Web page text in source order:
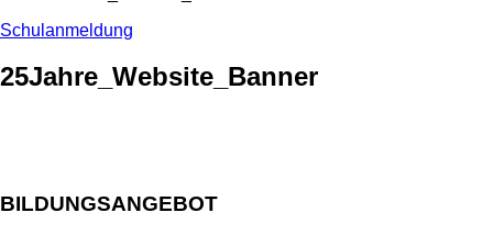
Schulanmeldung
25Jahre_Website_Banner
BILDUNGSANGEBOT